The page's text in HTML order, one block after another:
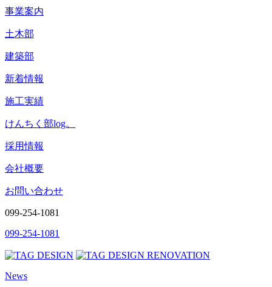
事業案内
土木部
建築部
新着情報
施工実績
けんちく部log。
採用情報
会社概要
お問い合わせ
099-254-1081
099-254-1081
News